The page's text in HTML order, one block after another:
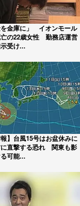
を金庫に」 イオンモール
の22歳女性 勤務店運営
受け...
報】台風15号はお盆休みに
直撃する恐れ 関東も影
可能...